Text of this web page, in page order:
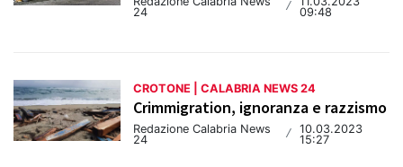
24
/
09:48
CROTONE | CALABRIA NEWS 24
Crimmigration, ignoranza e razzismo
Redazione Calabria News
24
/
10.03.2023
15:27